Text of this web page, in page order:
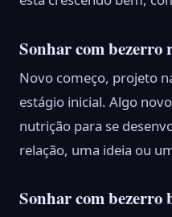
Sonhar com bezerro
Novo começo, projeto
estágio inicial. Algo
nutrição para se
relação, uma ideia ou
Sonhar com bezerro